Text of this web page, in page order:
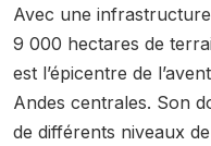
Avec une
9 000 hectares de
est l’épicentre de
Andes centrales. Son
de différents niveaux